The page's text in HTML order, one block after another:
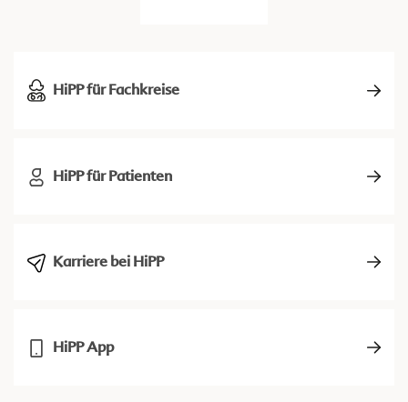
HiPP für Fachkreise
HiPP für Patienten
Karriere bei HiPP
HiPP App